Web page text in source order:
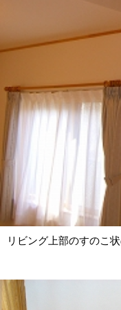
リビング上部のすのこ